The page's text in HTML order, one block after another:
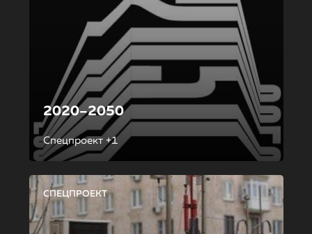
2020–2050
Спецпроект +1
СПЕЦПРОЕКТ